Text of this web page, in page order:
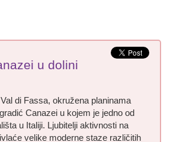
u dolini
di Fassa, okružena planinama
Canazei u kojem je jedno od
u Italiji. Ljubitelji aktivnosti na
velike moderne staze različitih